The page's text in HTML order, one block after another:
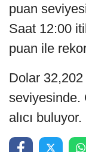
puan
Saat 12:00
puan ile
Dolar
seviyesinde.
alıcı buluyor.